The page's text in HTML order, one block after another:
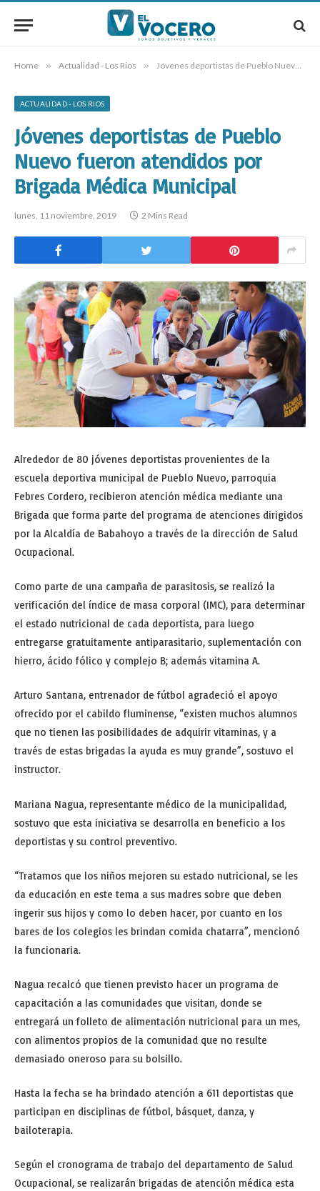
Home » Actualidad - Los Rios » Jóvenes deportistas de Pueblo Nuevo fueron atendidos por Brigada Médica Municipal
ACTUALIDAD - LOS RIOS
Jóvenes deportistas de Pueblo
Nuevo fueron atendidos por
Brigada Médica Municipal
lunes, 11 noviembre, 2019 2 Mins Read
Alrededor de 80 jóvenes deportistas provenientes de la
escuela deportiva municipal de Pueblo Nuevo, parroquia
Febres Cordero, recibieron atención médica mediante una
Brigada que forma parte del programa de atenciones dirigidos
por la Alcaldía de Babahoyo a través de la dirección de Salud
Ocupacional.
Como parte de una campaña de parasitosis, se realizó la
verificación del índice de masa corporal (IMC), para determinar
el estado nutricional de cada deportista, para luego
entregarse gratuitamente antiparasitario, suplementación con
hierro, ácido fólico y complejo B; además vitamina A.
Arturo Santana, entrenador de fútbol agradeció el apoyo
ofrecido por el cabildo fluminense, “existen muchos alumnos
que no tienen las posibilidades de adquirir vitaminas, y a
través de estas brigadas la ayuda es muy grande”, sostuvo el
instructor.
Mariana Nagua, representante médico de la municipalidad,
sostuvo que esta iniciativa se desarrolla en beneficio a los
deportistas y su control preventivo.
“Tratamos que los niños mejoren su estado nutricional, se les
da educación en este tema a sus madres sobre que deben
ingerir sus hijos y como lo deben hacer, por cuanto en los
bares de los colegios les brindan comida chatarra”, mencionó
la funcionaria.
Nagua recalcó que tienen previsto hacer un programa de
capacitación a las comunidades que visitan, donde se
entregará un folleto de alimentación nutricional para un mes,
con alimentos propios de la comunidad que no resulte
demasiado oneroso para su bolsillo.
Hasta la fecha se ha brindado atención a 611 deportistas que
participan en disciplinas de fútbol, básquet, danza, y
bailoterapia.
Según el cronograma de trabajo del departamento de Salud
Ocupacional, se realizarán brigadas de atención médica esta